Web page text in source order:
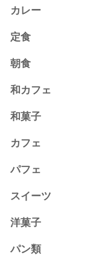
カレー
定食
朝食
和カフェ
和菓子
カフェ
パフェ
スイーツ
洋菓子
パン類